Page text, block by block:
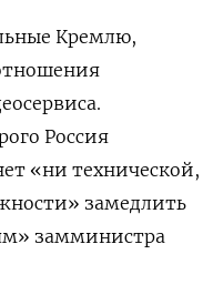
Кремлю,
Россия
«ни технической,
замедлить
замминистра